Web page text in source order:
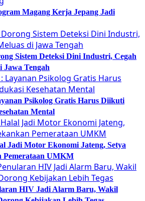
Magang Kerja Jepang Jadi
Sistem Deteksi Dini Industri, Cegah
Jawa Tengah
Psikolog Gratis Harus Diikuti
Mental
Jadi Motor Ekonomi Jateng, Setya
Pemerataan UMKM
HIV Jadi Alarm Baru, Wakil